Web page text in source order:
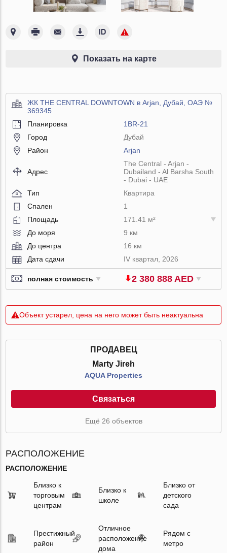
Показать на карте
ЖК THE CENTRAL DOWNTOWN в Arjan, Дубай, ОАЭ №
369345
Планировка
1BR-21
Город
Дубай
Район
Arjan
Адрес
The Central - Arjan -
Dubailand - Al Barsha South
- Dubai - UAE
Тип
Квартира
Спален
1
Площадь
171.41 м²
До моря
9 км
До центра
16 км
Дата сдачи
IV квартал, 2026
полная стоимость 2 380 888 AED
Объект устарел, цена на него может быть неактуальна
ПРОДАВЕЦ
Marty Jireh
AQUA Properties
Связаться
Ещё 26 объектов
РАСПОЛОЖЕНИЕ
РАСПОЛОЖЕНИЕ
Близко к
торговым
центрам
Близко к
школе
Близко от
детского
сада
Престижный
район
Отличное
расположение
дома
Рядом с
метро